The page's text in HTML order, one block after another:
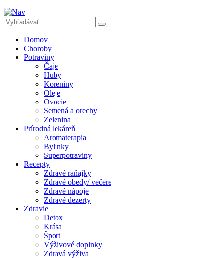
Domov
Choroby
Potraviny
Čaje
Huby
Koreniny
Oleje
Ovocie
Semená a orechy
Zelenina
Prírodná lekáreň
Aromaterapia
Bylinky
Superpotraviny
Recepty
Zdravé raňajky
Zdravé obedy/ večere
Zdravé nápoje
Zdravé dezerty
Zdravie
Detox
Krása
Šport
Výživové doplnky
Zdravá výživa